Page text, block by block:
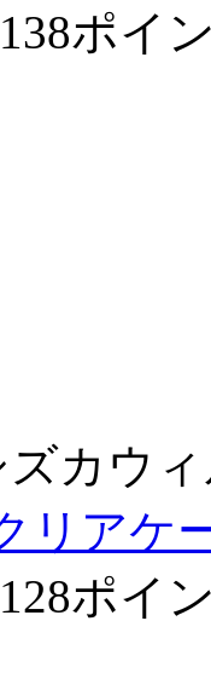
138ポイ
ズカウ
リアケ
128ポイ